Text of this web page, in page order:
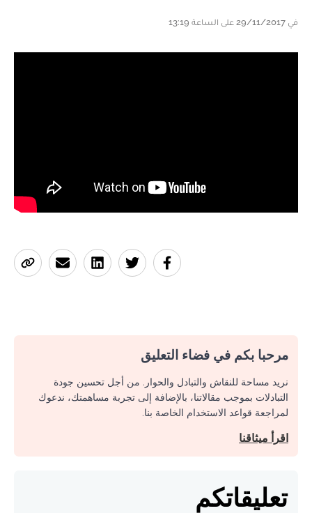
في 29/11/2017 على الساعة 13:19
مرحبا بكم في فضاء التعليق
نريد مساحة للنقاش والتبادل والحوار. من أجل تحسين جودة
التبادلات بموجب مقالاتنا، بالإضافة إلى تجربة مساهمتك، ندعوك
لمراجعة قواعد الاستخدام الخاصة بنا.
اقرأ ميثاقنا
تعليقاتكم